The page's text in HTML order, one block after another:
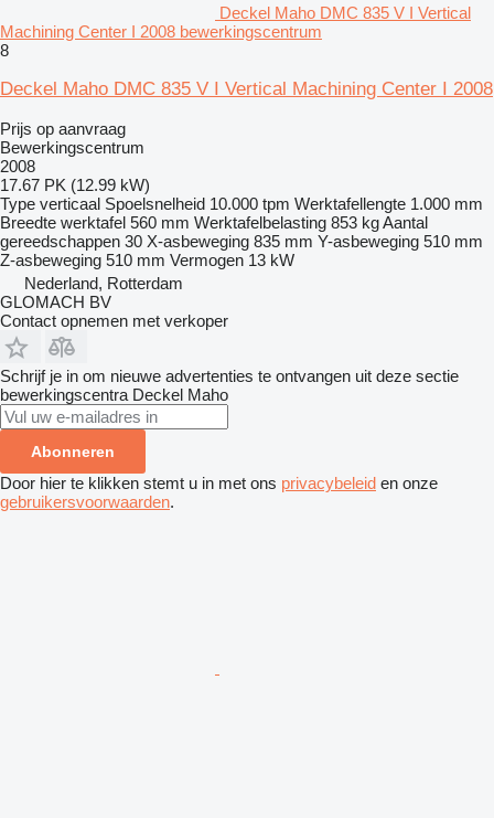
Deckel Maho DMC 835 V I Vertical
Machining Center I 2008 bewerkingscentrum
8
Deckel Maho DMC 835 V I Vertical Machining Center I 2008
Prijs op aanvraag
Bewerkingscentrum
2008
17.67 PK (12.99 kW)
Type verticaal Spoelsnelheid 10.000 tpm Werktafellengte 1.000 mm
Breedte werktafel 560 mm Werktafelbelasting 853 kgAantal
gereedschappen 30 X-asbeweging 835 mm Y-asbeweging 510 mm
Z-asbeweging 510 mm Vermogen 13 kW
Nederland, Rotterdam
GLOMACH BV
Contact opnemen met verkoper
Schrijf je in om nieuwe advertenties te ontvangen uit deze sectie
bewerkingscentra Deckel Maho
Abonneren
Door hier te klikken stemt u in met ons privacybeleid en onze
gebruikersvoorwaarden.